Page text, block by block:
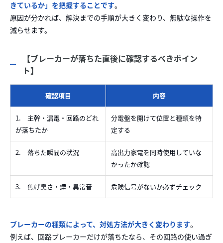
きているか」を把握することです。
原因が分かれば、解決までの手順が大きく変わり、無駄な操作を
減らせます。
【ブレーカーが落ちた直後に確認するべきポイン
ト】
確認項目 内容
1. 主幹・漏電・回路のどれ
が落ちたか
分電盤を開けて位置と種類を特
定する
2. 落ちた瞬間の状況
高出力家電を同時使用していな
かったか確認
3. 焦げ臭さ・煙・異常音 危険信号がないか必ずチェック
ブレーカーの種類によって、対処方法が大きく変わります。
例えば、回路ブレーカーだけが落ちたなら、その回路の使い過ぎ